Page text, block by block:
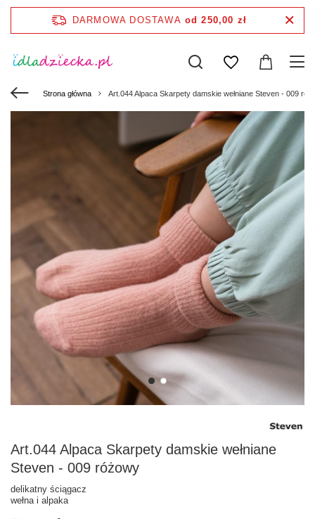
DARMOWA DOSTAWA od 250,00 zł
Strona główna Art.044 Alpaca Skarpety damskie wełniane Steven - 009
Art.044 Alpaca Skarpety damskie wełniane
Steven - 009 różowy
delikatny ściągacz
wełna i alpaka